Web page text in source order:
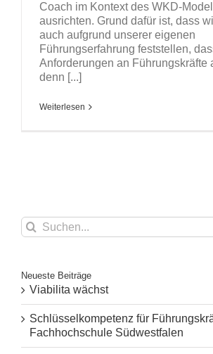
Coach im Kontext des WKD-
ausrichten. Grund dafür ist, dass
auch aufgrund unserer eigenen
Führungserfahrung feststellen,
Anforderungen an Führungskräfte
denn [...]
Weiterlesen
Suche
nach:
Neueste Beiträge
Viabilita wächst
Schlüsselkompetenz für
Fachhochschule Südwestfalen